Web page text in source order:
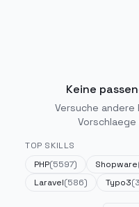
Keine
Versuche
TOP SKILLS
PHP(5597) Shopware
Laravel(586) Typo3(